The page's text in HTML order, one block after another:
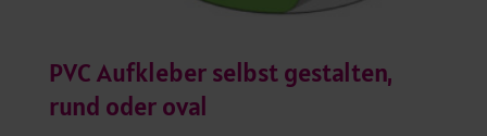
PVC Aufkleber selbst gestalten,
rund oder oval